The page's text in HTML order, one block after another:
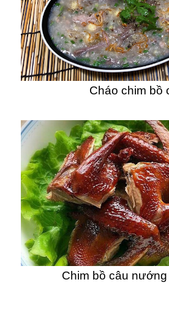
Cháo chim bồ
Chim bồ câu